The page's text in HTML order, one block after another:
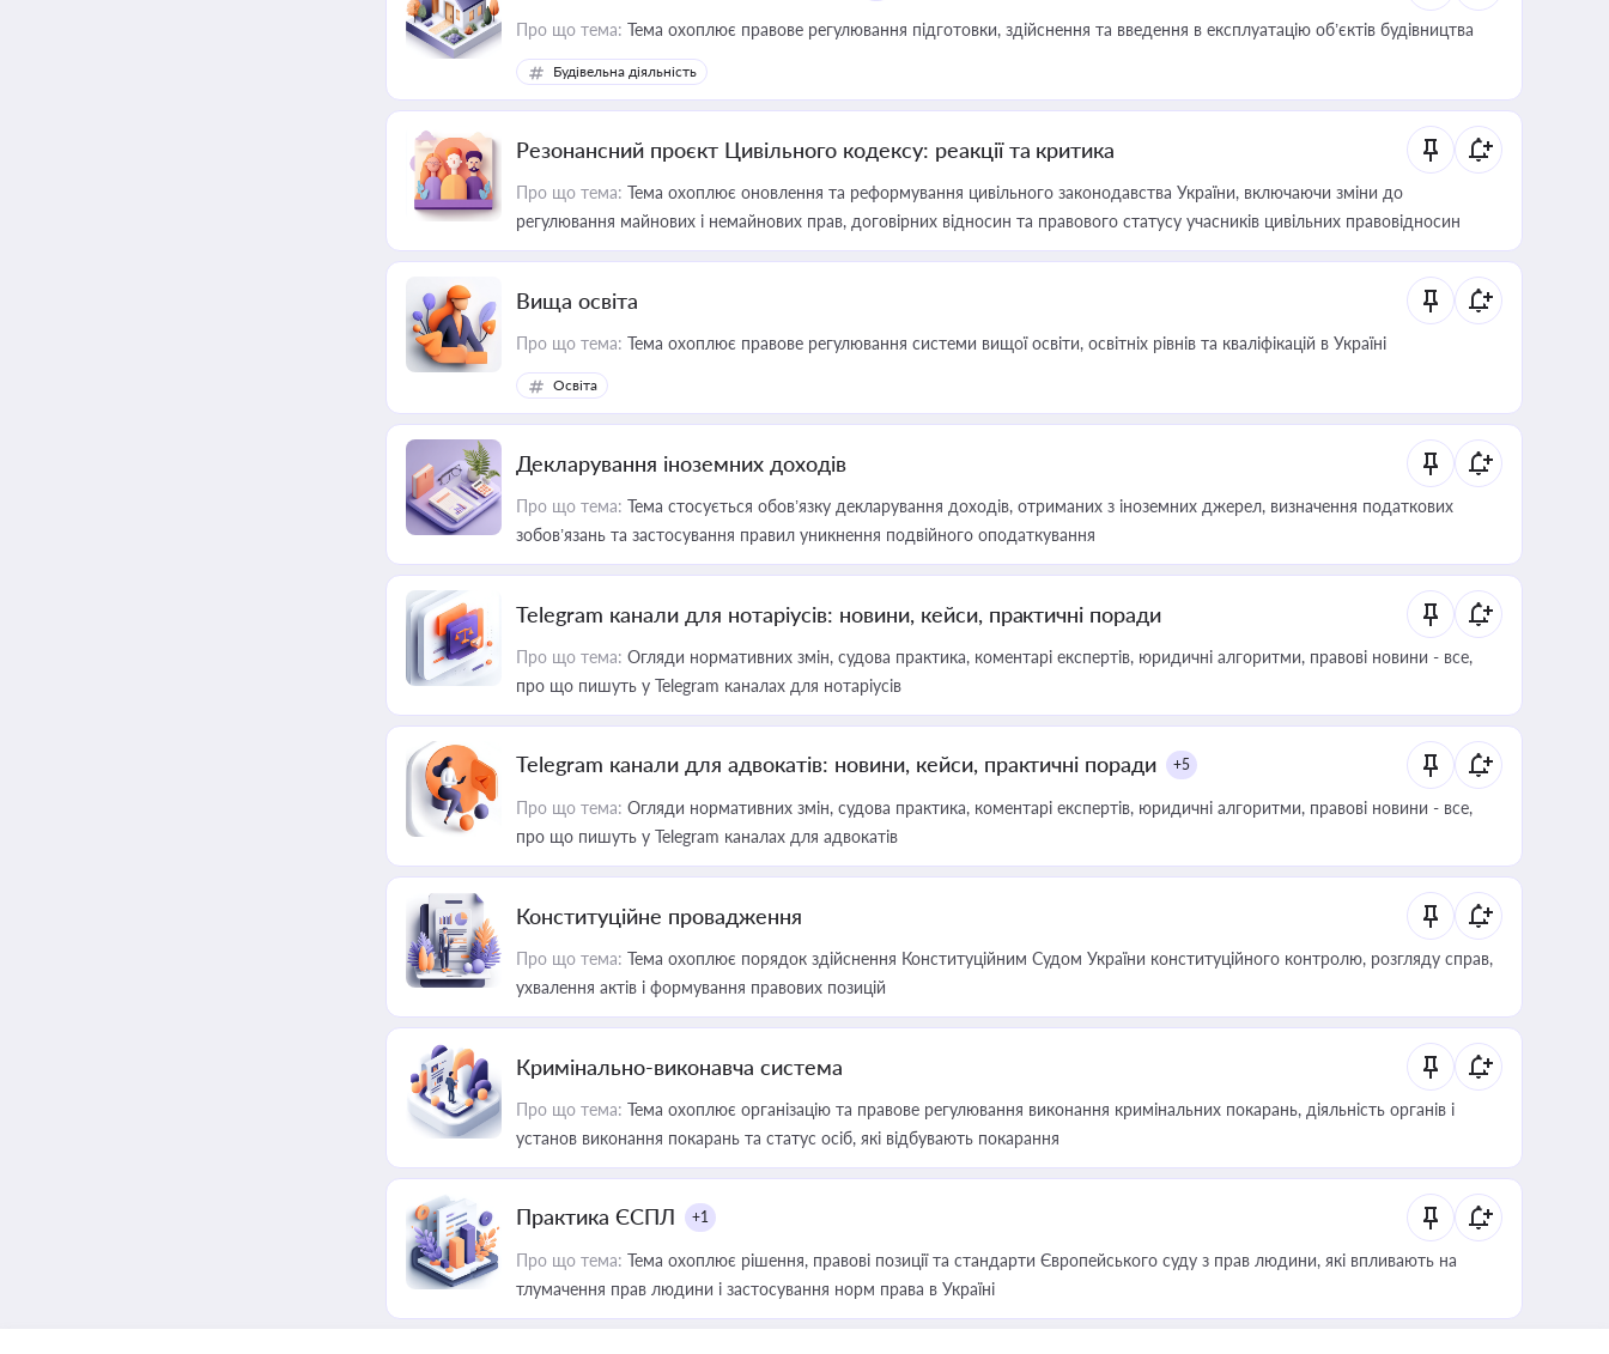
Про що тема: Тема охоплює правове регулювання підготовки, здійснення та введення в експлуатацію об’єктів будівництва
Будівельна діяльність
Резонансний проєкт Цивільного кодексу: реакції та критика
Про що тема: Тема охоплює оновлення та реформування цивільного законодавства України, включаючи зміни до
регулювання майнових і немайнових прав, договірних відносин та правового статусу учасників цивільних правовідносин
Вища освіта
Про що тема: Тема охоплює правове регулювання системи вищої освіти, освітніх рівнів та кваліфікацій в Україні
Освіта
Декларування іноземних доходів
Про що тема: Тема стосується обов’язку декларування доходів, отриманих з іноземних джерел, визначення податкових
зобов’язань та застосування правил уникнення подвійного оподаткування
Telegram канали для нотаріусів: новини, кейси, практичні поради
Про що тема: Огляди нормативних змін, судова практика, коментарі експертів, юридичні алгоритми, правові новини - все,
про що пишуть у Telegram каналах для нотаріусів
Telegram канали для адвокатів: новини, кейси, практичні поради +5
Про що тема: Огляди нормативних змін, судова практика, коментарі експертів, юридичні алгоритми, правові новини - все,
про що пишуть у Telegram каналах для адвокатів
Конституційне провадження
Про що тема: Тема охоплює порядок здійснення Конституційним Судом України конституційного контролю, розгляду справ,
ухвалення актів і формування правових позицій
Кримінально-виконавча система
Про що тема: Тема охоплює організацію та правове регулювання виконання кримінальних покарань, діяльність органів і
установ виконання покарань та статус осіб, які відбувають покарання
Практика ЄСПЛ +1
Про що тема: Тема охоплює рішення, правові позиції та стандарти Європейського суду з прав людини, які впливають на
тлумачення прав людини і застосування норм права в Україні